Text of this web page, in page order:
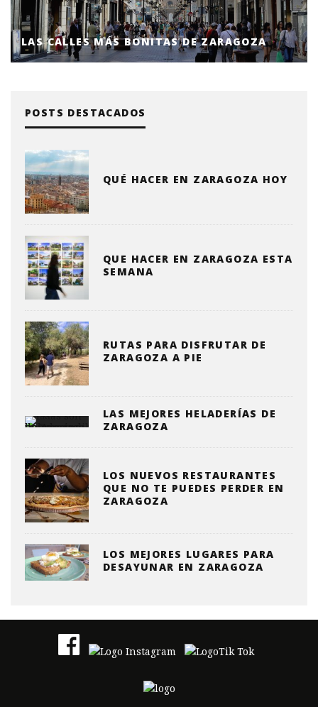
LAS CALLES MÁS BONITAS DE ZARAGOZA
POSTS DESTACADOS
QUÉ HACER EN ZARAGOZA HOY
QUE HACER EN ZARAGOZA ESTA
SEMANA
RUTAS PARA DISFRUTAR DE
ZARAGOZA A PIE
LAS MEJORES HELADERÍAS DE
ZARAGOZA
LOS NUEVOS RESTAURANTES
QUE NO TE PUEDES PERDER EN
ZARAGOZA
LOS MEJORES LUGARES PARA
DESAYUNAR EN ZARAGOZA